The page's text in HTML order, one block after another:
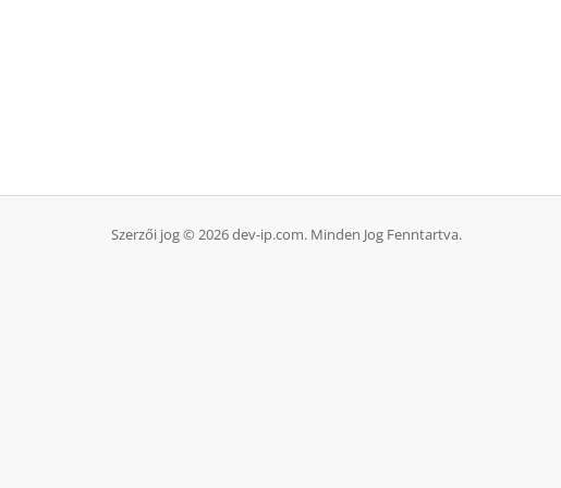
Szerzői jog © 2026 dev-ip.com. Minden Jog Fenntartva.